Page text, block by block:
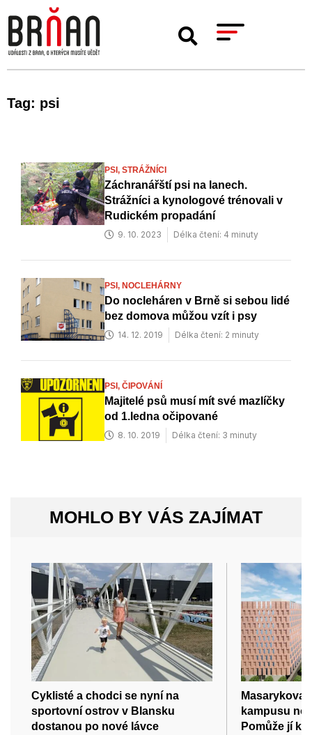
Tag: psi
PSI, STRÁŽNÍCI
Záchranářští psi na lanech.
Strážníci a kynologové trénovali v
Rudickém propadání
9. 10. 2023 Délka čtení: 4 minuty
PSI, NOCLEHÁRNY
Do nocleháren v Brně si sebou lidé
bez domova můžou vzít i psy
14. 12. 2019 Délka čtení: 2 minuty
PSI, ČIPOVÁNÍ
Majitelé psů musí mít své mazlíčky
od 1.ledna očipované
8. 10. 2019 Délka čtení: 3 minuty
MOHLO BY VÁS ZAJÍMAT
Cyklisté a chodci se nyní na
sportovní ostrov v Blansku
dostanou po nové lávce
Masarykova
kampusu
Pomůže jí k